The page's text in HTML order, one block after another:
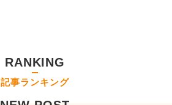
RANKING
記事ランキング